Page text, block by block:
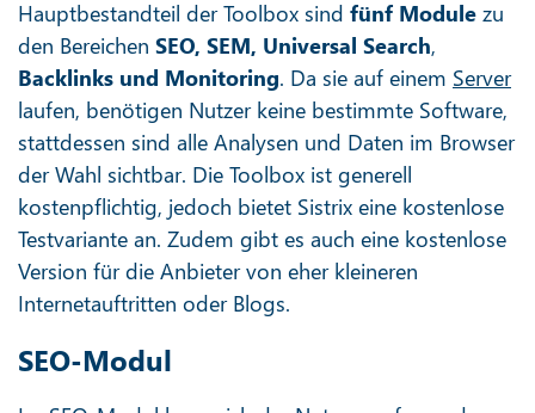
Hauptbestandteil der Toolbox sind fünf Module zu
den Bereichen SEO, SEM, Universal Search,
Backlinks und Monitoring. Da sie auf einem Server
laufen, benötigen Nutzer keine bestimmte Software,
stattdessen sind alle Analysen und Daten im Browser
der Wahl sichtbar. Die Toolbox ist generell
kostenpflichtig, jedoch bietet Sistrix eine kostenlose
Testvariante an. Zudem gibt es auch eine kostenlose
Version für die Anbieter von eher kleineren
Internetauftritten oder Blogs.
SEO-Modul